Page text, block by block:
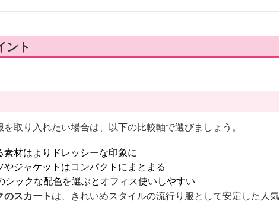
ント
取り入れたい場合は、以下の比較軸で選びましょう。
材はよりドレッシーな印象に
ジャケットはコンパクトにまとまる
シックな配色を選ぶとオフィス使いしやすい
のスカートは、きれいめスタイルの流行り服として安定した人気